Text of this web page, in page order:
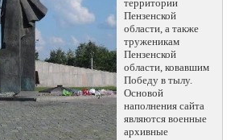
территории
Пензенской
области, а также
труженикам
Пензенской
области, ковавшим
Победу в тылу.
Основой
наполнения сайта
являются военные
архивные